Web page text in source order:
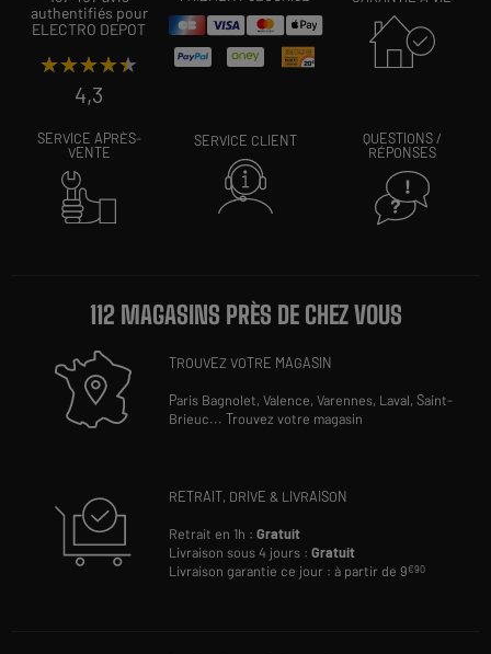
authentifiés pour
ELECTRO DEPOT
★★★★★
★★★★★
4,3
SERVICE APRÈS-
VENTE
SERVICE CLIENT
QUESTIONS /
RÉPONSES
112 MAGASINS PRÈS DE CHEZ VOUS
TROUVEZ VOTRE MAGASIN
Paris Bagnolet,Valence,Varennes, Laval,Saint-
Brieuc...Trouvez votre magasin
RETRAIT, DRIVE & LIVRAISON
Retrait en 1h :Gratuit
Livraison sous 4 jours :Gratuit
Livraison garantie ce jour : à partir de 9€90